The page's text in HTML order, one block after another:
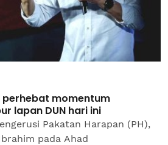
perhebat momentum
lapan DUN hari ini
Pakatan Harapan (PH),
pada Ahad